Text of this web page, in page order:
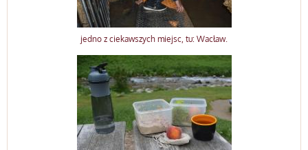
jedno z ciekawszych miejsc, tu: Wacław.